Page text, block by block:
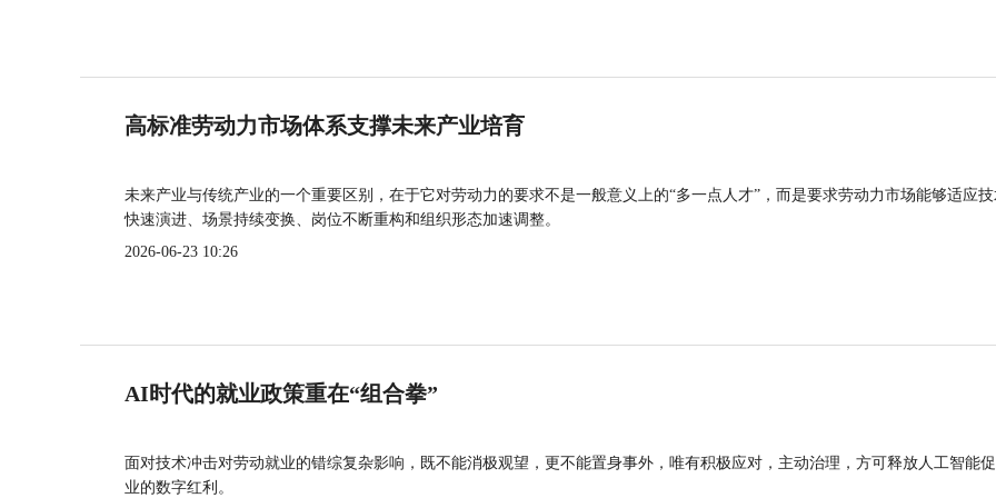
高标准劳动力市场体系支撑未来产业培育
未来产业与传统产业的一个重要区别，在于它对劳动力的要求不是一般意义上的“多一点人才”，而是要求劳动力市场能够适应
快速演进、场景持续变换、岗位不断重构和组织形态加速调整。
2026-06-23 10:26
AI时代的就业政策重在“组合拳”
面对技术冲击对劳动就业的错综复杂影响，既不能消极观望，更不能置身事外，唯有积极应对，主动治理，方可释放人工智能
业的数字红利。